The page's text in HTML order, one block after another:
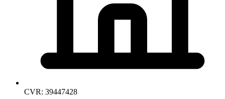
CVR: 39447428